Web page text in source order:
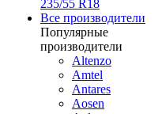
235/55 R18
Все производители
Популярные
производители
Altenzo
Amtel
Antares
Aosen